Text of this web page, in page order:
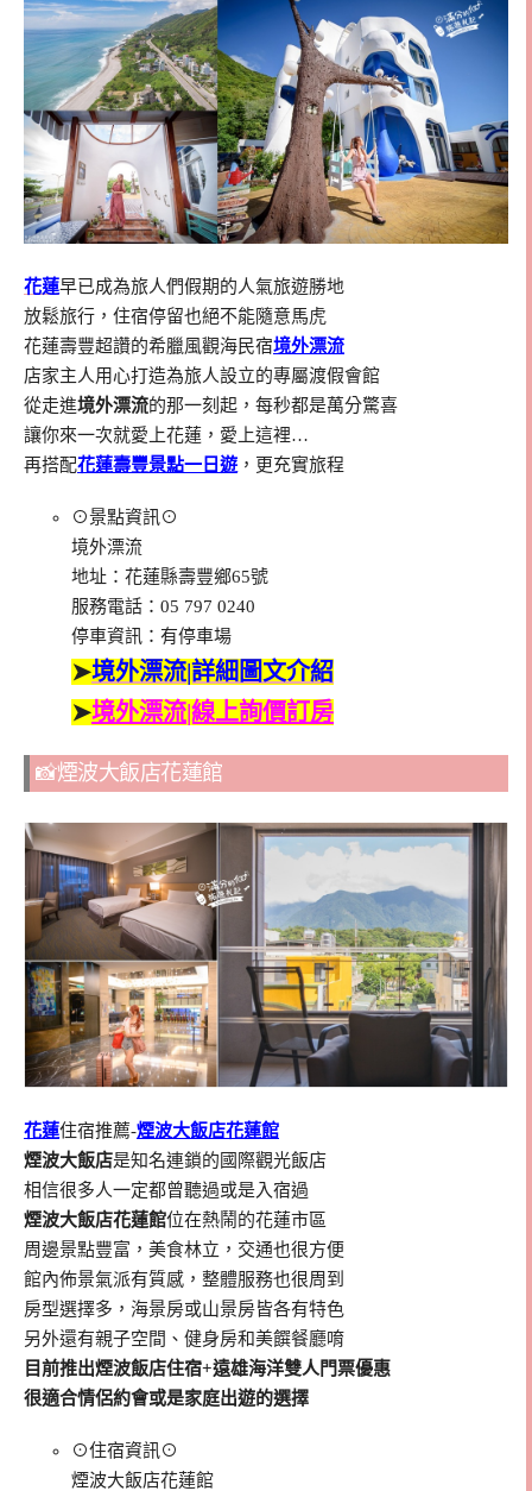
花蓮早已成為旅人們假期的人氣旅遊勝地
放鬆旅行，住宿停留也絕不能隨意馬虎
花蓮壽豐超讚的希臘風觀海民宿境外漂流
店家主人用心打造為旅人設立的專屬渡假會館
從走進境外漂流的那一刻起，每秒都是萬分驚喜
讓你來一次就愛上花蓮，愛上這裡…
再搭配花蓮壽豐景點一日遊 ，更充實旅程
⊙景點資訊⊙
境外漂流
地址：花蓮縣壽豐鄉65號
服務電話：05 797 0240
停車資訊：有停車場
➤境外漂流|詳細圖文介紹
➤境外漂流|線上詢價訂房
📸煙波大飯店花蓮館
花蓮住宿推薦-煙波大飯店花蓮館
煙波大飯店是知名連鎖的國際觀光飯店
相信很多人一定都曾聽過或是入宿過
煙波大飯店花蓮館位在熱鬧的花蓮市區
周邊景點豐富，美食林立，交通也很方便
館內佈景氣派有質感，整體服務也很周到
房型選擇多，海景房或山景房皆各有特色
另外還有親子空間、健身房和美饌餐廳唷
目前推出煙波飯店住宿+遠雄海洋雙人門票優惠
很適合情侶約會或是家庭出遊的選擇
⊙住宿資訊⊙
煙波大飯店花蓮館